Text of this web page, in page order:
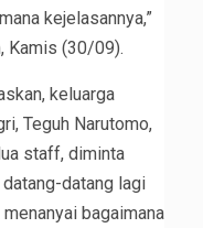
kejelasannya,”
Kamis (30/09).
keluarga
Teguh Narutomo,
staff, diminta
datang lagi
bagaimana